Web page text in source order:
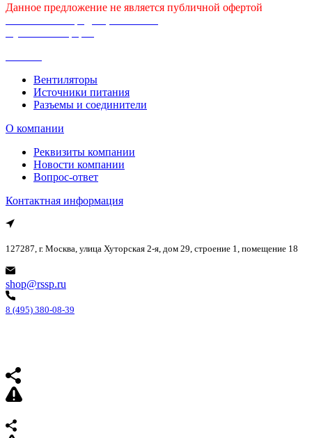
Данное предложение не является публичной офертой
Вентиляторы
Источники питания
Разъемы и соединители
О компании
Реквизиты компании
Новости компании
Вопрос-ответ
Контактная информация
127287, г. Москва, улица Хуторская 2-я, дом 29, строение 1, помещение 18
shop@rssp.ru
8 (495) 380-08-39